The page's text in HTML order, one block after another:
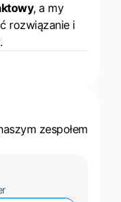
, a my
rozwiązanie i
zespołem